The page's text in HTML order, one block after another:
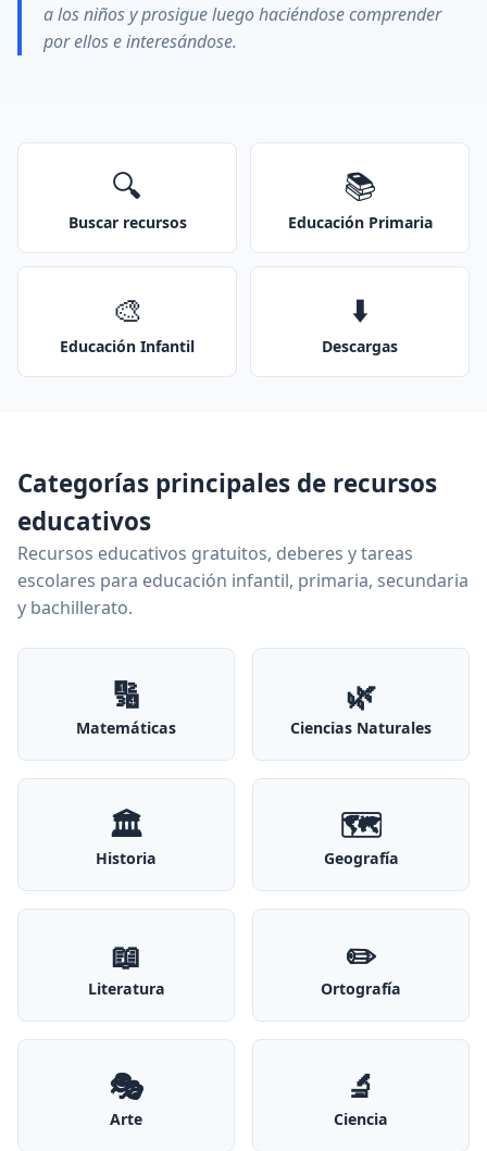
a los niños y prosigue luego haciéndose comprender
por ellos e interesándose.
🔍
Buscar recursos
📚
Educación Primaria
🎨
Educación Infantil
⬇️
Descargas
Categorías principales de recursos
educativos
Recursos educativos gratuitos, deberes y tareas
escolares para educación infantil, primaria, secundaria
y bachillerato.
🔢
Matemáticas
🌿
Ciencias Naturales
🏛️
Historia
🗺️
Geografía
📖
Literatura
✏️
Ortografía
🎭
Arte
🔬
Ciencia